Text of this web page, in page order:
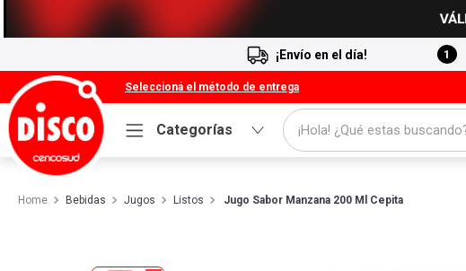
¡Envío en el día!
Seleccioná el método de entrega
Categorías
¡Hola! ¿Qué estas buscando?
Bebidas Jugos Listos Jugo Sabor Manzana 200 Ml Cepita
1.
Cafe